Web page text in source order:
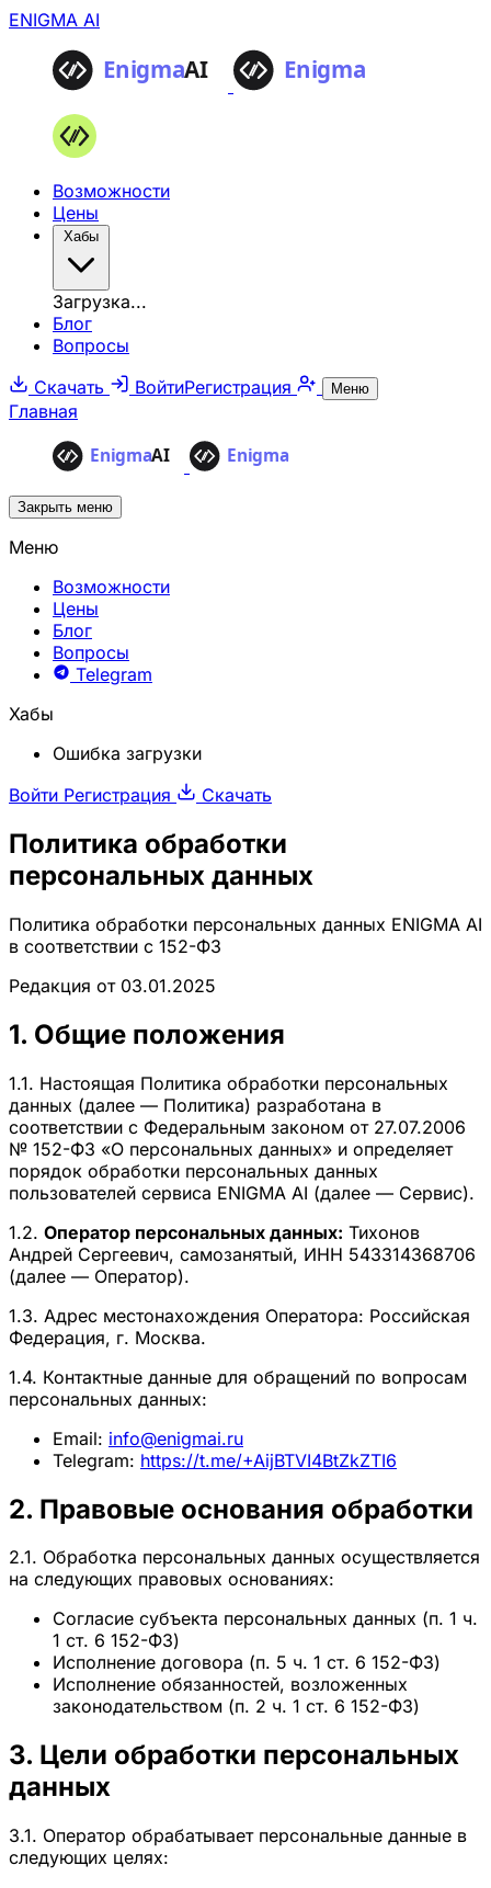
ENIGMA AI
Возможности
Цены
Загрузка...
Блог
Вопросы
Скачать
ВойтиРегистрация Меню
Главная
Закрыть меню
Меню
Возможности
Цены
Блог
Вопросы
Telegram
Хабы
Ошибка загрузки
Войти Регистрация Скачать
Политика обработки
персональных данных
Политика обработки персональных данных ENIGMA AI
в соответствии с 152-ФЗ
Редакция от 03.01.2025
1. Общие положения
1.1. Настоящая Политика обработки персональных
данных (далее — Политика) разработана в
соответствии с Федеральным законом от 27.07.2006
№ 152-ФЗ «О персональных данных» и определяет
порядок обработки персональных данных
пользователей сервиса ENIGMA AI (далее — Сервис).
1.2. Оператор персональных данных: Тихонов
Андрей Сергеевич, самозанятый, ИНН 543314368706
(далее — Оператор).
1.3. Адрес местонахождения Оператора: Российская
Федерация, г. Москва.
1.4. Контактные данные для обращений по вопросам
персональных данных:
Email: info@enigmai.ru
Telegram: https://t.me/+AijBTVI4BtZkZTI6
2. Правовые основания обработки
2.1. Обработка персональных данных осуществляется
на следующих правовых основаниях:
Согласие субъекта персональных данных (п. 1 ч.
1 ст. 6 152-ФЗ)
Исполнение договора (п. 5 ч. 1 ст. 6 152-ФЗ)
Исполнение обязанностей, возложенных
законодательством (п. 2 ч. 1 ст. 6 152-ФЗ)
3. Цели обработки персональных
данных
3.1. Оператор обрабатывает персональные данные в
следующих целях: